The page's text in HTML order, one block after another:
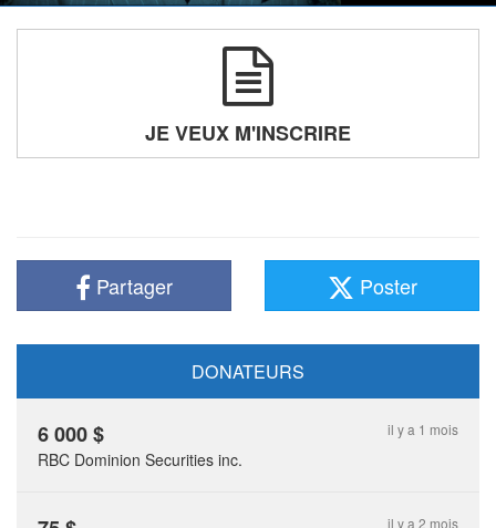
JE VEUX M'INSCRIRE
Partager Poster
DONATEURS
il y a 1 mois
6 000$
RBC Dominion Securities inc.
il y a 2 mois